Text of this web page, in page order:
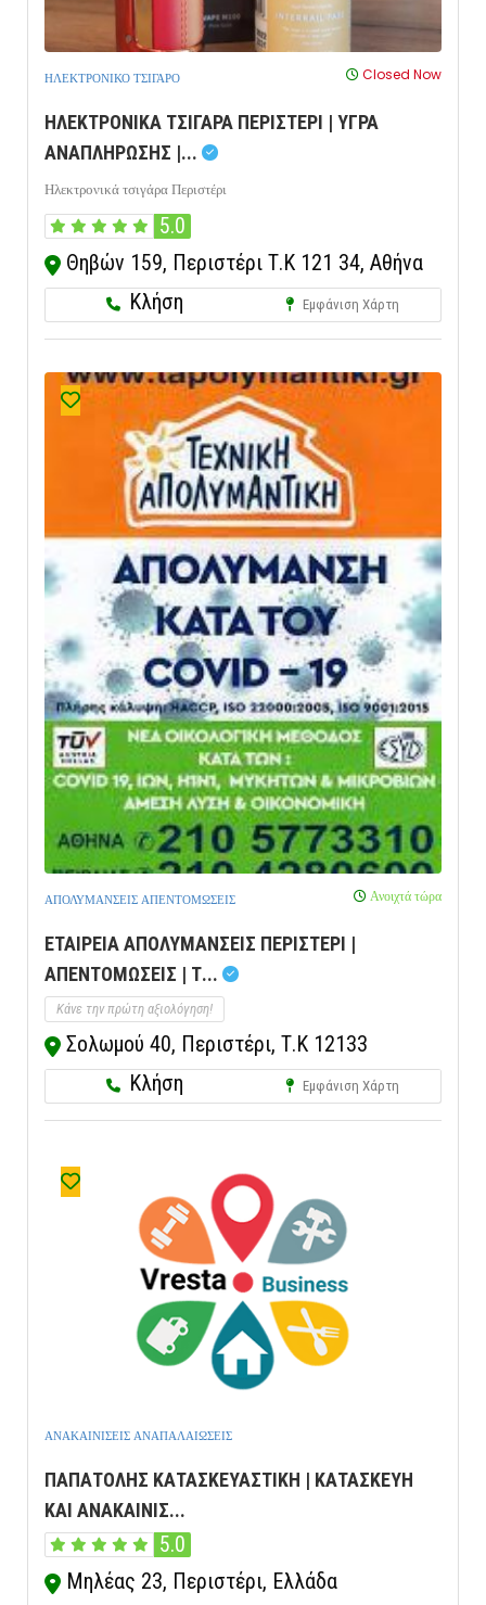
ΗΛΕΚΤΡΟΝΙΚΟ ΤΣΙΓΑΡΟ Closed Now
ΗΛΕΚΤΡΟΝΙΚΑ ΤΣΙΓΑΡΑ ΠΕΡΙΣΤΕΡΙ | ΥΓΡΑ
ΑΝΑΠΛΗΡΩΣΗΣ |...
Ηλεκτρονικά τσιγάρα Περιστέρι
5.0
Θηβών 159, Περιστέρι Τ.Κ 121 34, Αθήνα
Κλήση
Εμφάνιση Χάρτη
ΑΠΟΛΥΜΑΝΣΕΙΣ ΑΠΕΝΤΟΜΩΣΕΙΣ Ανοιχτά τώρα
ΕΤΑΙΡΕΙΑ ΑΠΟΛΥΜΑΝΣΕΙΣ ΠΕΡΙΣΤΕΡΙ |
ΑΠΕΝΤΟΜΩΣΕΙΣ | Τ...
Κάνε την πρώτη αξιολόγηση!
Σολωμού 40, Περιστέρι, Τ.Κ 12133
Κλήση
Εμφάνιση Χάρτη
ΑΝΑΚΑΙΝΙΣΕΙΣ ΑΝΑΠΑΛΑΙΩΣΕΙΣ
ΠΑΠΑΤΟΛΗΣ ΚΑΤΑΣΚΕΥΑΣΤΙΚΗ | ΚΑΤΑΣΚΕΥΗ
ΚΑΙ ΑΝΑΚΑΙΝΙΣ...
5.0
Μηλέας 23, Περιστέρι, Ελλάδα